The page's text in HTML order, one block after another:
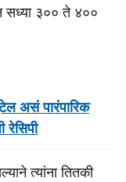
३०० ते ४००
असं पारंपारिक
रेसिपी
त्यांना तितकी